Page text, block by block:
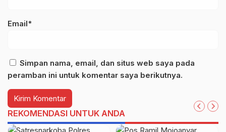
Email*
Simpan nama, email, dan situs web saya pada
peramban ini untuk komentar saya berikutnya.
REKOMENDASI UNTUK ANDA